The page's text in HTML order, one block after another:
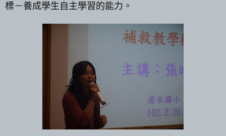
標－養成學生自主學習的能力。